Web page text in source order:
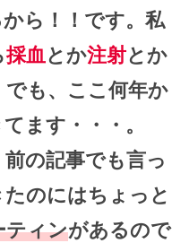
ら！！です。私
採血 とか注射とか
でも、ここ何年か
ます・・・。
前の記事でも言っ
のにはちょっと
ティンがあるので